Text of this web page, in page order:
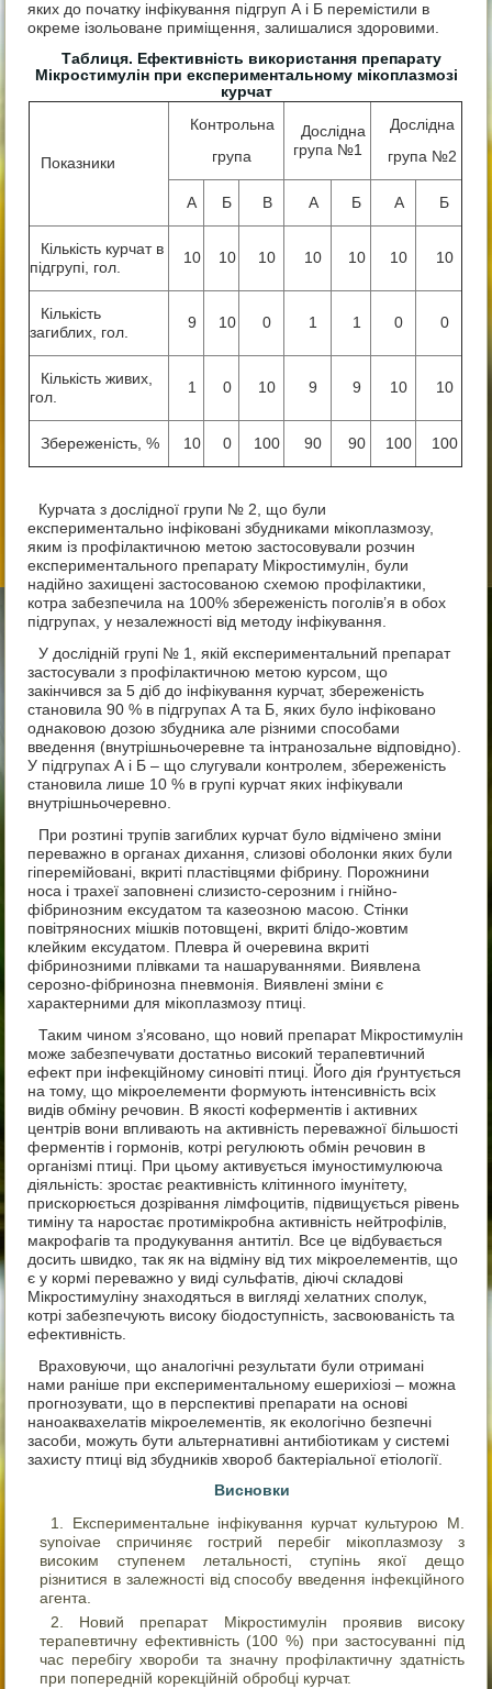
яких до початку інфікування підгруп А і Б перемістили в
окреме ізольоване приміщення, залишалися здоровими.
Таблиця. Ефективність використання препарату
Мікростимулін при експериментальному мікоплазмозі
курчат
Показники
Контрольна
група
Дослідна
група №1
Дослідна
група №2
А Б В А Б А Б
Кількість курчат в
підгрупі, гол.
10 10 10 10 10 10 10
Кількість
загиблих, гол.
9 10 0 1 1 0 0
Кількість живих,
гол.
1 0 10 9 9 10 10
Збереженість, % 10 0 100 90 90 100 100
Курчата з дослідної групи № 2, що були
експериментально інфіковані збудниками мікоплазмозу,
яким із профілактичною метою застосовували розчин
експериментального препарату Мікростимулін, були
надійно захищені застосованою схемою профілактики,
котра забезпечила на 100% збереженість поголів’я в обох
підгрупах, у незалежності від методу інфікування.
У дослідній групі № 1, якій експериментальний препарат
застосували з профілактичною метою курсом, що
закінчився за 5 діб до інфікування курчат, збереженість
становила 90 % в підгрупах А та Б, яких було інфіковано
однаковою дозою збудника але різними способами
введення (внутрішньочеревне та інтранозальне відповідно).
У підгрупах А і Б – що слугували контролем, збереженість
становила лише 10 % в групі курчат яких інфікували
внутрішньочеревно.
При розтині трупів загиблих курчат було відмічено зміни
переважно в органах дихання, слизові оболонки яких були
гіперемійовані, вкриті пластівцями фібрину. Порожнини
носа і трахеї заповнені слизисто-серозним і гнійно-
фібринозним ексудатом та казеозною масою. Стінки
повітряносних мішків потовщені, вкриті блідо-жовтим
клейким ексудатом. Плевра й очеревина вкриті
фібринозними плівками та нашаруваннями. Виявлена
серозно-фібринозна пневмонія. Виявлені зміни є
характерними для мікоплазмозу птиці.
Таким чином з’ясовано, що новий препарат Мікростимулін
може забезпечувати достатньо високий терапевтичний
ефект при інфекційному синовіті птиці. Його дія ґрунтується
на тому, що мікроелементи формують інтенсивність всіх
видів обміну речовин. В якості коферментів і активних
центрів вони впливають на активність переважної більшості
ферментів і гормонів, котрі регулюють обмін речовин в
організмі птиці. При цьому активується імуностимулююча
діяльність: зростає реактивність клітинного імунітету,
прискорюється дозрівання лімфоцитів, підвищується рівень
тиміну та наростає протимікробна активність нейтрофілів,
макрофагів та продукування антитіл. Все це відбувається
досить швидко, так як на відміну від тих мікроелементів, що
є у кормі переважно у виді сульфатів, діючі складові
Мікростимуліну знаходяться в вигляді хелатних сполук,
котрі забезпечують високу біодоступність, засвоюваність та
ефективність.
Враховуючи, що аналогічні результати були отримані
нами раніше при експериментальному ешерихіозі – можна
прогнозувати, що в перспективі препарати на основі
наноаквахелатів мікроелементів, як екологічно безпечні
засоби, можуть бути альтернативні антибіотикам у системі
захисту птиці від збудників хвороб бактеріальної етіології.
Висновки
Експериментальне інфікування курчат культурою M.
synoivae спричиняє гострий перебіг мікоплазмозу з
високим ступенем летальності, ступінь якої дещо
різнитися в залежності від способу введення інфекційного
агента.
Новий препарат Мікростимулін проявив високу
терапевтичну ефективність (100 %) при застосуванні під
час перебігу хвороби та значну профілактичну здатність
при попередній корекційній обробці курчат.